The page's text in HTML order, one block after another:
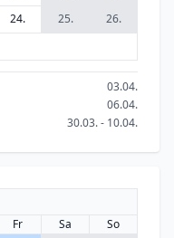
24. 25.
26.
03.04.
06.04.
30.03. - 10.04.
Fr Sa
So